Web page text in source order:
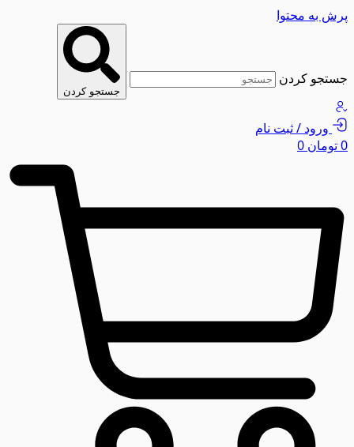
پرش به محتوا
جستجو کردن
جستجو کردن
ورود / ثبت نام
0تومان 0